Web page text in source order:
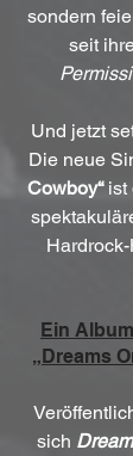
sondern
seit
Und jetzt
Die neue
Cowboy“ ist
Ein
„Dreams
sich